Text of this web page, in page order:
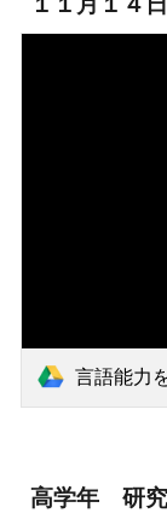
言語能力
高学年 研究